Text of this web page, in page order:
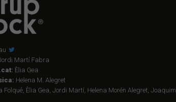
Martí Fabra
Èlia Gea
Helena M. Alegret
Folqué, Èlia Gea, Jordi Martí, Helena Morén Alegret, Joaquim